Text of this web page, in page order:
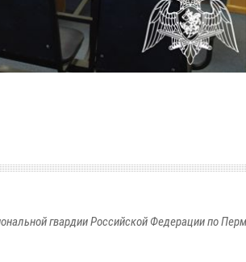
гвардии Российской Федерации по